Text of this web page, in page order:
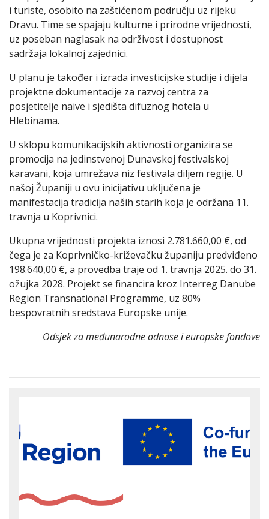
i turiste, osobito na zaštićenom području uz rijeku
Dravu. Time se spajaju kulturne i prirodne vrijednosti,
uz poseban naglasak na održivost i dostupnost
sadržaja lokalnoj zajednici.
U planu je također i izrada investicijske studije i dijela
projektne dokumentacije za razvoj centra za
posjetitelje naive i sjedišta difuznog hotela u
Hlebinama.
U sklopu komunikacijskih aktivnosti organizira se
promocija na jedinstvenoj Dunavskoj festivalskoj
karavani, koja umrežava niz festivala diljem regije. U
našoj Županiji u ovu inicijativu uključena je
manifestacija tradicija naših starih koja je održana 11.
travnja u Koprivnici.
Ukupna vrijednosti projekta iznosi 2.781.660,00 €, od
čega je za Koprivničko-križevačku županiju predviđeno
198.640,00 €, a provedba traje od 1. travnja 2025. do 31.
ožujka 2028. Projekt se financira kroz Interreg Danube
Region Transnational Programme, uz 80%
bespovratnih sredstava Europske unije.
Odsjek za međunarodne odnose i europske fondove